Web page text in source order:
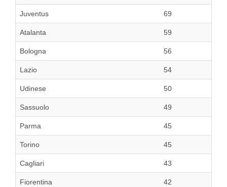
Juventus 69
Atalanta 59
Bologna 56
Lazio 54
Udinese 50
Sassuolo 49
Parma 45
Torino 45
Cagliari 43
Fiorentina 42